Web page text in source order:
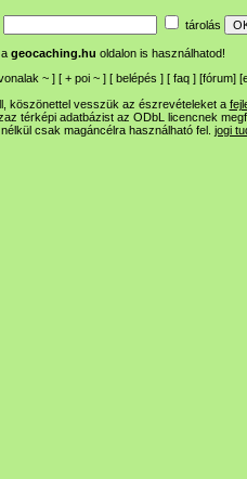
tárolás
geocaching.hu oldalon is használhatod!
~ ] [ + poi ~ ] [ belépés ] [ faq ] [fórum] [
köszönettel vesszük az észrevételeket a
térképi adatbázist az ODbL licencnek
csak magáncélra használható fel. jogi